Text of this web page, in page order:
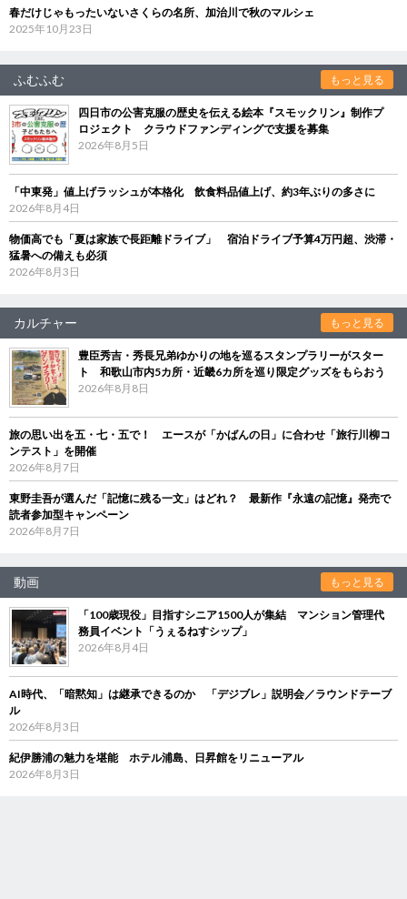
春だけじゃもったいないさくらの名所、加治川で秋のマルシェ
2025年10月23日
ふむふむ もっと見る
四日市の公害克服の歴史を伝える絵本『スモックリン』制作プ
ロジェクト クラウドファンディングで支援を募集
2026年8月5日
「中東発」値上げラッシュが本格化 飲食料品値上げ、約3年ぶりの多さに
2026年8月4日
物価高でも「夏は家族で長距離ドライブ」 宿泊ドライブ予算4万円超、渋滞・
猛暑への備えも必須
2026年8月3日
カルチャー もっと見る
豊臣秀吉・秀長兄弟ゆかりの地を巡るスタンプラリーがスター
ト 和歌山市内5カ所・近畿6カ所を巡り限定グッズをもらおう
2026年8月8日
旅の思い出を五・七・五で！ エースが「かばんの日」に合わせ「旅行川柳コ
ンテスト」を開催
2026年8月7日
東野圭吾が選んだ「記憶に残る一文」はどれ？ 最新作『永遠の記憶』発売で
読者参加型キャンペーン
2026年8月7日
動画 もっと見る
「100歳現役」目指すシニア1500人が集結 マンション管理代
務員イベント「うぇるねすシップ」
2026年8月4日
AI時代、「暗黙知」は継承できるのか 「デジブレ」説明会／ラウンドテーブ
ル
2026年8月3日
紀伊勝浦の魅力を堪能 ホテル浦島、日昇館をリニューアル
2026年8月3日